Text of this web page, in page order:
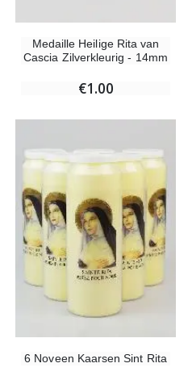
Medaille Heilige Rita van
Cascia Zilverkleurig - 14mm
€1.00
6 Noveen Kaarsen Sint Rita